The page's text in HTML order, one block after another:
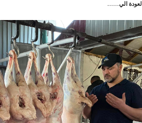
العودة الي......